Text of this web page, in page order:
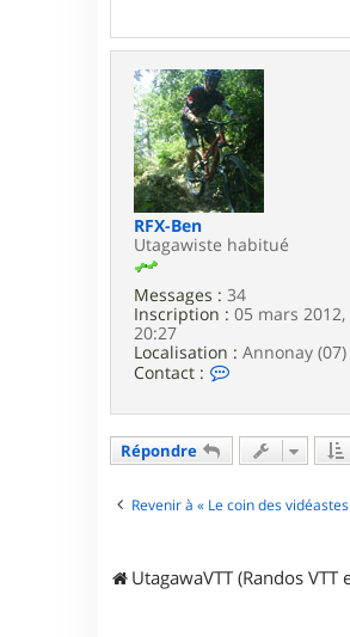
RFX-Ben
Utagawiste habitué
Messages : 34
Inscription : 05 mars 2012,
20:27
Localisation : Annonay (07)
Contact :
c
e
X
Répondre
Revenir à « Le coin des
UtagawaVTT (Randos VTT